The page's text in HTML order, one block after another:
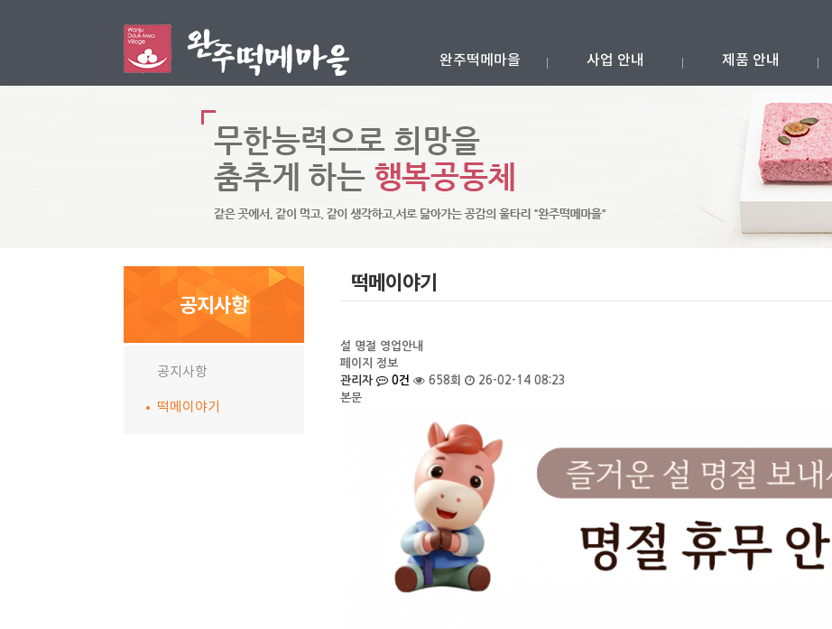
완주떡메마을 사업 안내 제품 안내
공지사항
공지사항
떡메이야기
떡메이야기
설 명절 영업안내
페이지 정보
관리자
0건 658회
26-02-14 08:23
본문